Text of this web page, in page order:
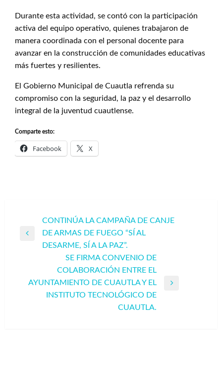
Durante esta actividad, se contó con la participación
activa del equipo operativo, quienes trabajaron de
manera coordinada con el personal docente para
avanzar en la construcción de comunidades educativas
más fuertes y resilientes.
El Gobierno Municipal de Cuautla refrenda su
compromiso con la seguridad, la paz y el desarrollo
integral de la juventud cuautlense.
Comparte esto:
Facebook X
Navegación
de
entradas
CONTINÚA LA CAMPAÑA DE CANJE
DE ARMAS DE FUEGO “SÍ AL
DESARME, SÍ A LA PAZ”.
SE FIRMA CONVENIO DE
COLABORACIÓN ENTRE EL
AYUNTAMIENTO DE CUAUTLA Y EL
INSTITUTO TECNOLÓGICO DE
CUAUTLA.